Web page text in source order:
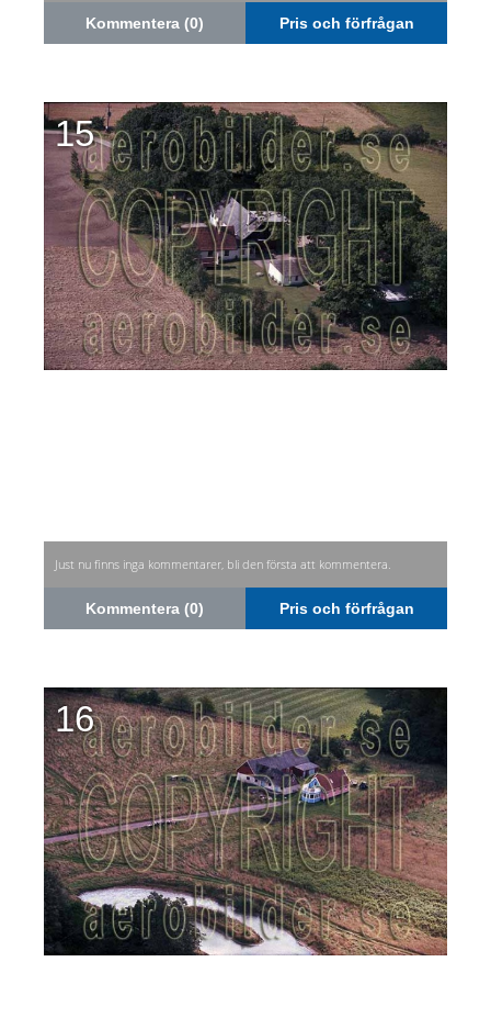
Kommentera (0) Pris och förfrågan
15
Just nu finns inga kommentarer, bli den första att kommentera.
Kommentera (0) Pris och förfrågan
16